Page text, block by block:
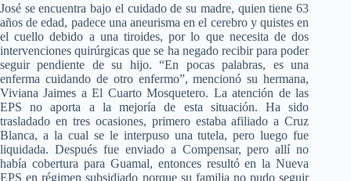
José se encuentra bajo el cuidado de su madre, quien tiene 63
años de edad, padece una aneurisma en el cerebro y quistes en
el cuello debido a una tiroides, por lo que necesita de dos
intervenciones quirúrgicas que se ha negado recibir para poder
seguir pendiente de su hijo. “En pocas palabras, es una
enferma cuidando de otro enfermo”, mencionó su hermana,
Viviana Jaimes a El Cuarto Mosquetero. La atención de las
EPS no aporta a la mejoría de esta situación. Ha sido
trasladado en tres ocasiones, primero estaba afiliado a Cruz
Blanca, a la cual se le interpuso una tutela, pero luego fue
liquidada. Después fue enviado a Compensar, pero allí no
había cobertura para Guamal, entonces resultó en la Nueva
EPS en régimen subsidiado porque su familia no pudo seguir